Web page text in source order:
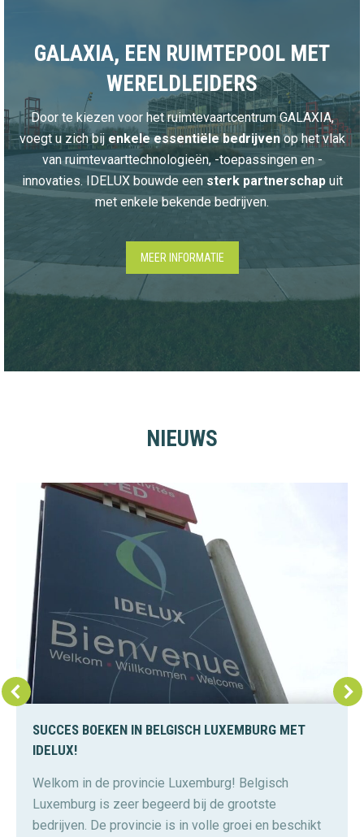
GALAXIA, EEN RUIMTEPOOL MET
WERELDLEIDERS
Door te kiezen voor het ruimtevaartcentrum GALAXIA,
voegt u zich bij enkele essentiële bedrijvenop het vlak
van ruimtevaarttechnologieën, -toepassingen en -
innovaties. IDELUX bouwde een sterk partnerschapuit
met enkele bekende bedrijven.
MEER INFORMATIE
NIEUWS
SUCCES BOEKEN IN BELGISCH LUXEMBURG MET
IDELUX!
Welkom in de provincie Luxemburg! Belgisch
Luxemburg is zeer begeerd bij de grootste
bedrijven. De provincie is in volle groei en beschikt